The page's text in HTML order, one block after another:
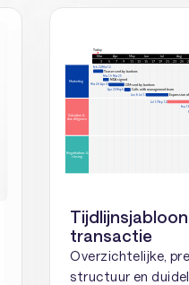
transactie
Overzichtelijke,
structuur en